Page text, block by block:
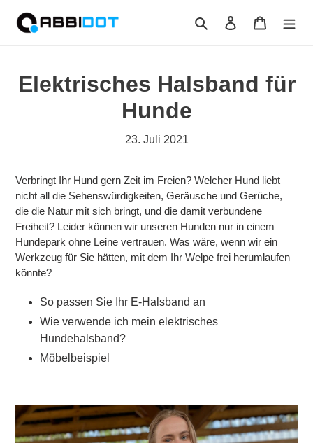
zum
Suchen Einloggen
Elektrisches Halsband für
Hunde
23. Juli 2021
Verbringt Ihr Hund gern Zeit im Freien? Welcher Hund liebt
nicht all die Sehenswürdigkeiten, Geräusche und Gerüche,
die die Natur mit sich bringt, und die damit verbundene
Freiheit? Leider können wir unseren Hunden nur in einem
Hundepark ohne Leine vertrauen. Was wäre, wenn wir ein
Werkzeug für Sie hätten, mit dem Ihr Welpe frei herumlaufen
könnte?
So passen Sie Ihr E-Halsband an
Wie verwende ich mein elektrisches
Hundehalsband?
Möbelbeispiel